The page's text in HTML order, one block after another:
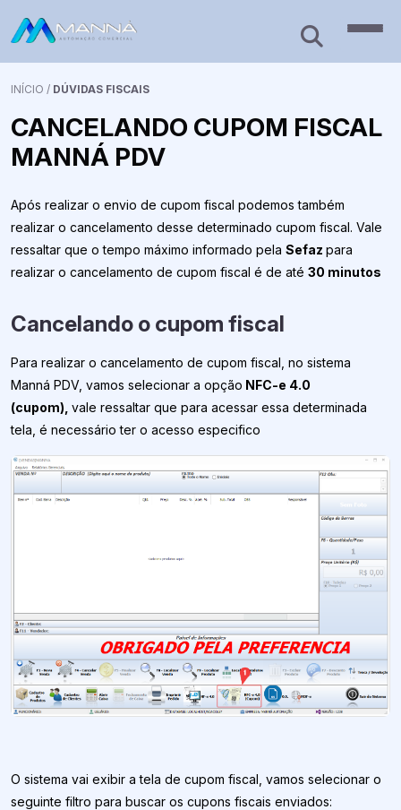
INÍCIO / DÚVIDAS FISCAIS
CANCELANDO CUPOM FISCAL
MANNÁ PDV
Após realizar o envio de cupom fiscal podemos também
realizar o cancelamento desse determinado cupom fiscal. Vale
ressaltar que o tempo máximo informado pela Sefaz para
realizar o cancelamento de cupom fiscal é de até 30 minutos
Cancelando o cupom fiscal
Para realizar o cancelamento de cupom fiscal, no sistema
Manná PDV, vamos selecionar a opção NFC-e 4.0
(cupom), vale ressaltar que para acessar essa determinada
tela, é necessário ter o acesso especifico
O sistema vai exibir a tela de cupom fiscal, vamos selecionar o
seguinte filtro para buscar os cupons fiscais enviados: